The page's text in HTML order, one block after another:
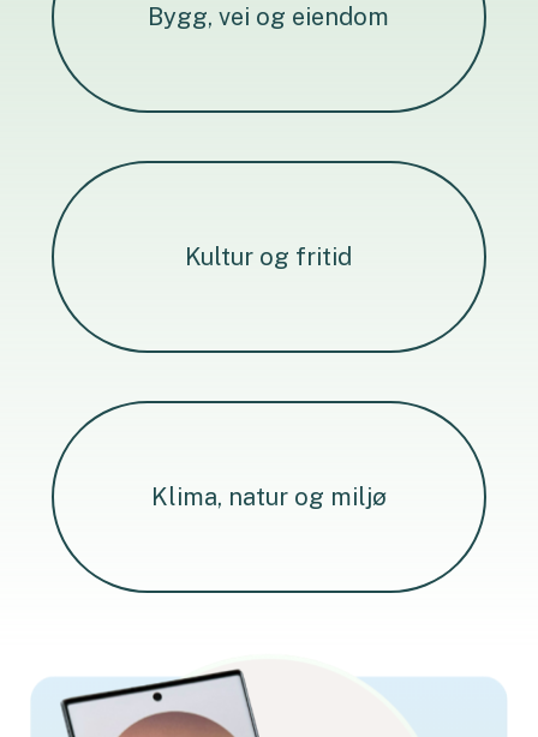
Bygg, vei og eiendom
Kultur og fritid
Klima, natur og miljø